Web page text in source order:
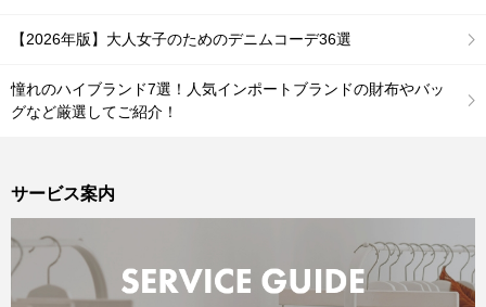
【2026年版】大人女子のためのデニムコーデ36選
憧れのハイブランド7選！人気インポートブランドの財布やバッ
グなど厳選してご紹介！
サービス案内